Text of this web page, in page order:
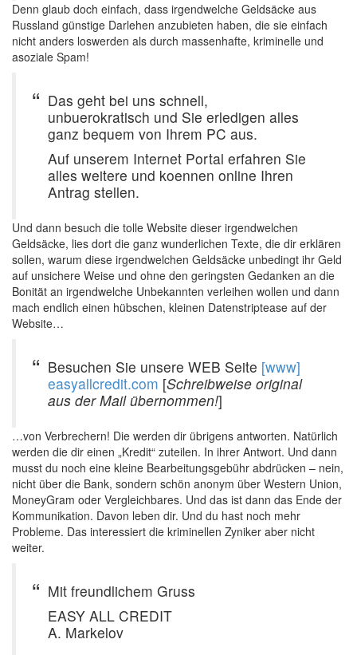
Denn glaub doch einfach, dass irgendwelche Geldsäcke aus
Russland günstige Darlehen anzubieten haben, die sie einfach
nicht anders loswerden als durch massenhafte, kriminelle und
asoziale Spam!
Das geht bei uns schnell,
unbuerokratisch und Sie erledigen alles
ganz bequem von Ihrem PC aus.
Auf unserem Internet Portal erfahren Sie
alles weitere und koennen online Ihren
Antrag stellen.
Und dann besuch die tolle Website dieser irgendwelchen
Geldsäcke, lies dort die ganz wunderlichen Texte, die dir erklären
sollen, warum diese irgendwelchen Geldsäcke unbedingt ihr Geld
auf unsichere Weise und ohne den geringsten Gedanken an die
Bonität an irgendwelche Unbekannten verleihen wollen und dann
mach endlich einen hübschen, kleinen Datenstriptease auf der
Website…
Besuchen Sie unsere WEB Seite [www]
easyallcredit.com [Schreibweise original
aus der Mail übernommen!]
…von Verbrechern! Die werden dir übrigens antworten. Natürlich
werden die dir einen „Kredit“ zuteilen. In ihrer Antwort. Und dann
musst du noch eine kleine Bearbeitungsgebühr abdrücken – nein,
nicht über die Bank, sondern schön anonym über Western Union,
MoneyGram oder Vergleichbares. Und das ist dann das Ende der
Kommunikation. Davon leben dir. Und du hast noch mehr
Probleme. Das interessiert die kriminellen Zyniker aber nicht
weiter.
Mit freundlichem Gruss
EASY ALL CREDIT
A. Markelov